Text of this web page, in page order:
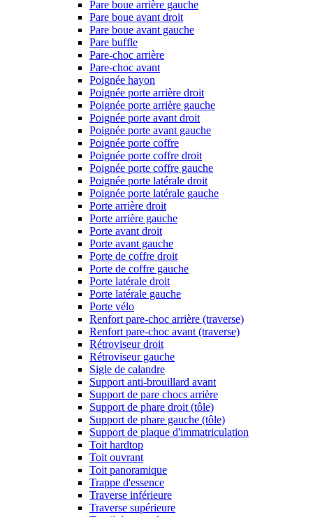
Pare boue arrière gauche
Pare boue avant droit
Pare boue avant gauche
Pare buffle
Pare-choc arrière
Pare-choc avant
Poignée hayon
Poignée porte arrière droit
Poignée porte arrière gauche
Poignée porte avant droit
Poignée porte avant gauche
Poignée porte coffre
Poignée porte coffre droit
Poignée porte coffre gauche
Poignée porte latérale droit
Poignée porte latérale gauche
Porte arrière droit
Porte arrière gauche
Porte avant droit
Porte avant gauche
Porte de coffre droit
Porte de coffre gauche
Porte latérale droit
Porte latérale gauche
Porte vélo
Renfort pare-choc arrière (traverse)
Renfort pare-choc avant (traverse)
Rétroviseur droit
Rétroviseur gauche
Sigle de calandre
Support anti-brouillard avant
Support de pare chocs arrière
Support de phare droit (tôle)
Support de phare gauche (tôle)
Support de plaque d'immatriculation
Toit hardtop
Toit ouvrant
Toit panoramique
Trappe d'essence
Traverse inférieure
Traverse supérieure